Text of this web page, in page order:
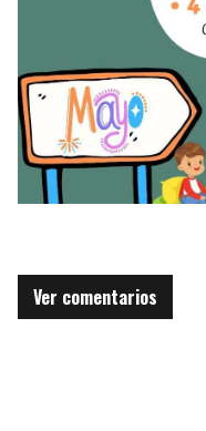
Ver comentarios